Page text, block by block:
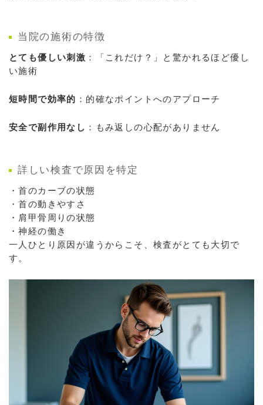
当院の施術の特徴
とても優しい刺激 ：「これだけ？」と驚かれるほど優し
い施術
短時間で効率的 ：的確なポイントへのアプローチ
安全で副作用なし ：もみ返しの心配がありません
詳しい検査で原因を特定
・首のカーブの状態
・首の動きやすさ
・肩甲骨周りの状態
・神経の働き
一人ひとり原因が違うからこそ、検査がとても大切で
す。